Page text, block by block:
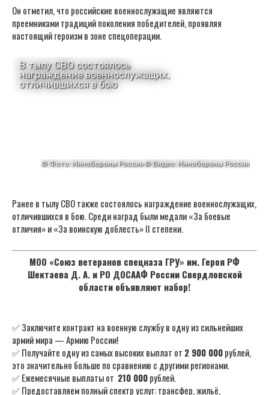
Он отметил, что российские военнослужащие являются
преемниками традиций поколения победителей, проявляя
настоящий героизм в зоне спецоперации.
Ранее в тылу СВО также состоялось награждение военнослужащих,
отличившихся в бою. Среди наград были медали «За боевые
отличия» и «За воинскую доблесть» II степени.
МОО «Союз ветеранов спецназа ГРУ» им. Героя РФ
Шектаева Д. А. и РО ДОСААФ России Свердловской
области объявляют набор!
✅ Заключите контракт на военную службу в одну из сильнейших
армий мира — Армию России!
✅ Получайте одну из самых высоких выплат от 2 900 000рублей,
это значительно больше по сравнению с другими регионами.
✅ Ежемесячные выплаты от 210 000рублей.
✅ Предоставляем полный спектр услуг: трансфер, жильё,